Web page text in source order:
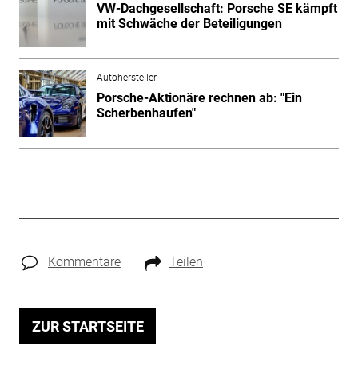
VW-Dachgesellschaft: Porsche SE kämpft
mit Schwäche der Beteiligungen
Autohersteller
Porsche-Aktionäre rechnen ab: "Ein
Scherbenhaufen"
Kommentare Teilen
ZUR STARTSEITE